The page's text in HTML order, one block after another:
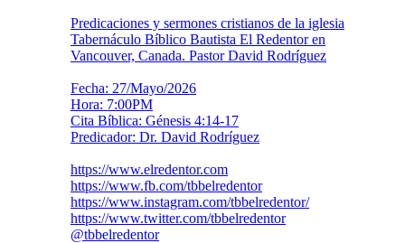
Predicaciones y sermones cristianos de la iglesia
Tabernáculo Bíblico Bautista El Redentor en
Vancouver, Canada. Pastor David Rodríguez
Fecha: 27/Mayo/2026
Hora: 7:00PM
Cita Bíblica: Génesis 4:14-17
Predicador: Dr. David Rodríguez
https://www.elredentor.com
https://www.fb.com/tbbelredentor
https://www.instagram.com/tbbelredentor/
https://www.twitter.com/tbbelredentor
@tbbelredentor